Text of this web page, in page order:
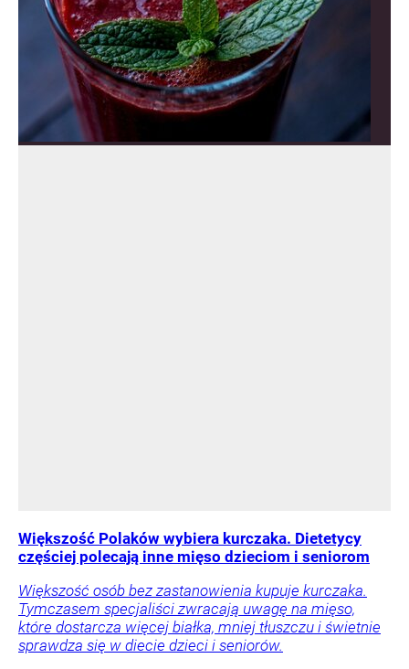
Większość Polaków wybiera kurczaka. Dietetycy
częściej polecają inne mięso dzieciom i seniorom
Większość osób bez zastanowienia kupuje kurczaka.
Tymczasem specjaliści zwracają uwagę na mięso,
które dostarcza więcej białka, mniej tłuszczu i świetnie
sprawdza się w diecie dzieci i seniorów.